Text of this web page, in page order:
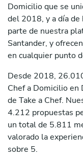
Domicilio que se
del 2018, y a día
parte de nuestra
Santander, y
en cualquier punto
Desde 2018,
Chef a Domicilio en
de Take a Chef.
4.212 propuestas
un total de 5.811
valorado la
sobre 5.